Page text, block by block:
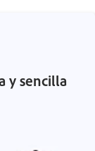
y sencilla